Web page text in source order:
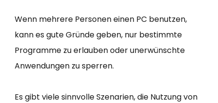
Wenn mehrere Personen einen PC benutzen,
kann es gute Gründe geben, nur bestimmte
Programme zu erlauben oder unerwünschte
Anwendungen zu sperren.
Es gibt viele sinnvolle Szenarien, die Nutzung von